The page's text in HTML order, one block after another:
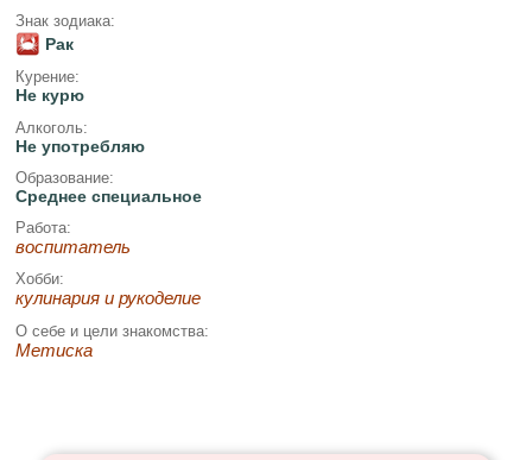
Знак зодиака:
Рак
Курение:
Не курю
Алкоголь:
Не употребляю
Образование:
Среднее специальное
Работа:
воспитатель
Хобби:
кулинария и рукоделие
О себе и цели знакомства:
Метиска